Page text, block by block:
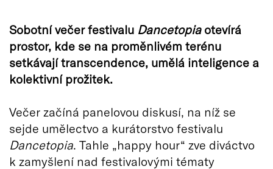
Sobotní večer festivalu Dancetopiaotevírá
prostor, kde se na proměnlivém terénu
setkávají transcendence, umělá inteligence a
kolektivní prožitek.
Večer začíná panelovou diskusí, na níž se
sejde umělectvo a kurátorstvo festivalu
Dancetopia. Tahle „happy hour“ zve diváctvo
k zamyšlení nad festivalovými tématy